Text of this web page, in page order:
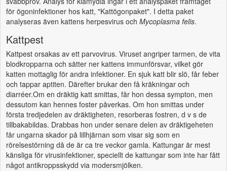
för ögoninfektioner hos katt, "Kattögonpaket". I detta paket
analyseras även kattens herpesvirus och Mycoplasma felis.
Kattpest
Kattpest orsakas av ett parvovirus. Viruset angriper tarmen, de vita
blodkropparna och sätter ner kattens immunförsvar, vilket gör
katten mottaglig för andra infektioner. En sjuk katt blir slö, får feber
och tappar aptiten. Därefter brukar den få kräkningar och
diarréer.Om en dräktig katt smittas, får hon dessa sympton, men
dessutom kan hennes foster påverkas. Om hon smittas under
första tredjedelen av dräktigheten, resorberas fostren, d v s de
tillbakabildas. Drabbas hon under senare delen av dräktigeheten
får ungarna skador på lillhjärnan som visar sig som en
rörelsestörning då de är ca tre veckor gamla. Kattungar är mest
känsliga för virusinfektioner, speciellt de kattungar som inte har fått
något antikroppsskydd via modersmjölken.